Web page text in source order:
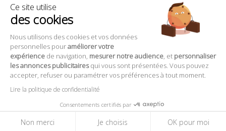
Ce site utilise
des cookies
Nous utilisons des cookies et vos données
personnelles pouraméliorer votre
expérience de navigation, mesurer notre audience , et personnaliser
les annonces publicitairesqui vous sont présentées. Vous pouvez
accepter, refuser ou paramétrer vos préférences à tout moment.
Lire la politique de confidentialité
Consentements certifiés par
Non merci Je choisis OK pour moi
Allumer le feuuuuuu, alllummmmer le feeeeuuu !
Même si on a pas besoin de Johnny pour ça, on a
décidé de se faire plaisir cette semaine avec lui ! Du
rock, des flammes et du mascara, Johnny, on va
t'emmener au St Barthes chez les travestis.
Du 26 au 29 octobre : MADAME ARTHUR RECOIFFE AMY
WINEHOUSE
top du fun, mais va mettre un coup de beauty brosse